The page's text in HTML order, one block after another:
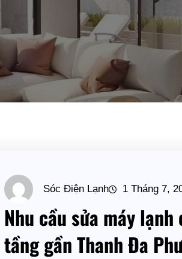
Sóc Điện Lạnh 1 Tháng 7,
Nhu cầu sửa máy
tầng gần Thanh Đa